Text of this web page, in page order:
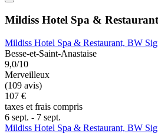
Mildiss Hotel Spa &
Mildiss Hotel Spa & Restaurant, BW
Besse-et-Saint-Anastaise
9,0/10
Merveilleux
(109 avis)
107 €
taxes et frais compris
6 sept. - 7 sept.
Mildiss Hotel Spa & Restaurant, BW